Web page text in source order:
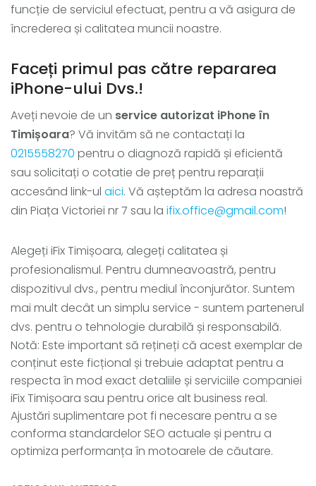
funcție de serviciul efectuat, pentru a vă asigura de
încrederea și calitatea muncii noastre.
Faceți primul pas către repararea
iPhone-ului Dvs.!
Aveți nevoie de un service autorizat iPhone în
Timișoara? Vă invităm să ne contactați la
0215558270 pentru o diagnoză rapidă și eficientă
sau solicitați o cotatie de preț pentru reparații
accesând link-ul aici. Vă așteptăm la adresa noastră
din Piața Victoriei nr 7 sau la ifix.office@gmail.com!
Alegeți iFix Timișoara, alegeți calitatea și
profesionalismul. Pentru dumneavoastră, pentru
dispozitivul dvs., pentru mediul înconjurător. Suntem
mai mult decât un simplu service - suntem partenerul
dvs. pentru o tehnologie durabilă și responsabilă.
Notă: Este important să rețineți că acest exemplar de
conținut este ficțional și trebuie adaptat pentru a
respecta în mod exact detaliile și serviciile companiei
iFix Timișoara sau pentru orice alt business real.
Ajustări suplimentare pot fi necesare pentru a se
conforma standardelor SEO actuale și pentru a
optimiza performanța în motoarele de căutare.